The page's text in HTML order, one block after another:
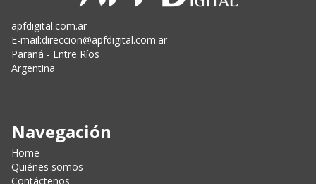
apfdigital.com.ar
E-mail:direccion@apfdigital.com.ar
Paraná - Entre Ríos
Argentina
Navegación
Home
Quiénes somos
Contáctenos